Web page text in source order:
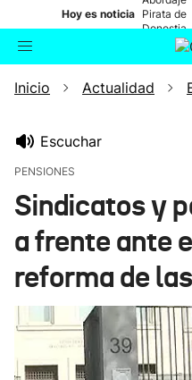
Hoy es noticia Pirata de
Donostia
Buscador
Inicio Actualidad
Escuchar
PENSIONES
Sindicatos y
a frente ante
reforma de